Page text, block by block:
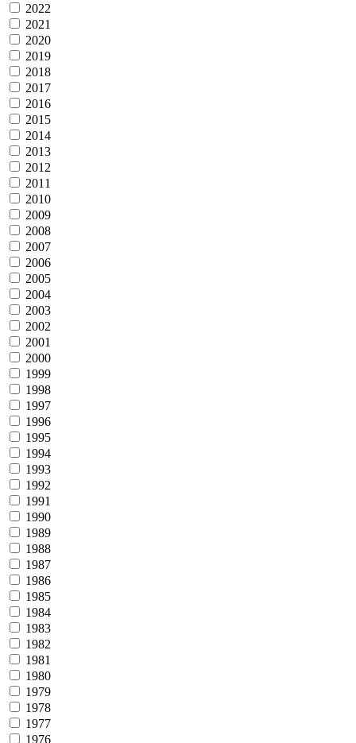
2022
2021
2020
2019
2018
2017
2016
2015
2014
2013
2012
2011
2010
2009
2008
2007
2006
2005
2004
2003
2002
2001
2000
1999
1998
1997
1996
1995
1994
1993
1992
1991
1990
1989
1988
1987
1986
1985
1984
1983
1982
1981
1980
1979
1978
1977
1976